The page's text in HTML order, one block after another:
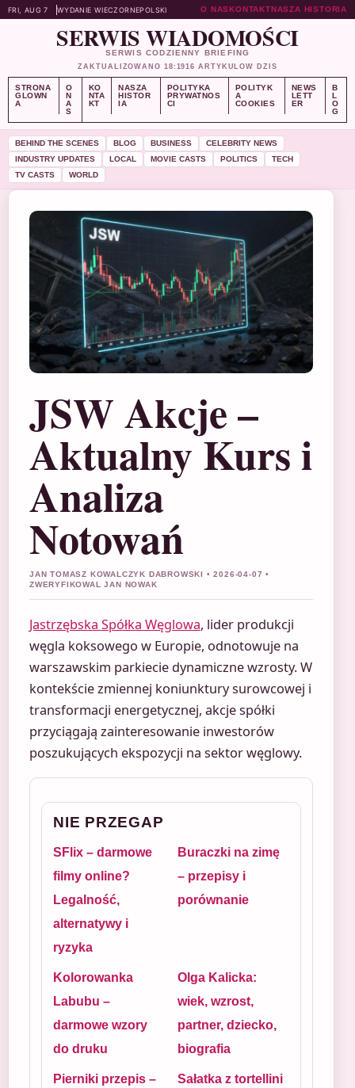
FRI, AUG 7 WYDANIE WIECZORNEPOLSKI O NASKONTAKTNASZA HISTORIA
SERWIS WIADOMOŚCI
SERWIS CODZIENNY BRIEFING
ZAKTUALIZOWANO 18:1916 ARTYKULOW DZIS
STRONA
GLOWN
A
O
N
A
S
KO
NTA
KT
NASZA
HISTOR
IA
POLITYKA
PRYWATNOS
CI
POLITYK
A
COOKIES
NEWS
LETT
ER
B
L
O
G
BEHIND THE SCENES BLOG BUSINESS
CELEBRITY NEWS
INDUSTRY UPDATES
LOCAL MOVIE CASTS POLITICS
TECH
TV CASTS
WORLD
JSW Akcje –
Aktualny Kurs i
Analiza
Notowań
JAN TOMASZ KOWALCZYK DABROWSKI • 2026-04-07 •
ZWERYFIKOWAL JAN NOWAK
Jastrzębska Spółka Węglowa, lider produkcji
węgla koksowego w Europie, odnotowuje na
warszawskim parkiecie dynamiczne wzrosty. W
kontekście zmiennej koniunktury surowcowej i
transformacji energetycznej, akcje spółki
przyciągają zainteresowanie inwestorów
poszukujących ekspozycji na sektor węglowy.
NIE PRZEGAP
SFlix – darmowe
filmy online?
Legalność,
alternatywy i
ryzyka
Buraczki na zimę
– przepisy i
porównanie
Kolorowanka
Labubu –
darmowe wzory
do druku
Olga Kalicka:
wiek, wzrost,
partner, dziecko,
biografia
Pierniki przepis –
Sałatka z tortellini